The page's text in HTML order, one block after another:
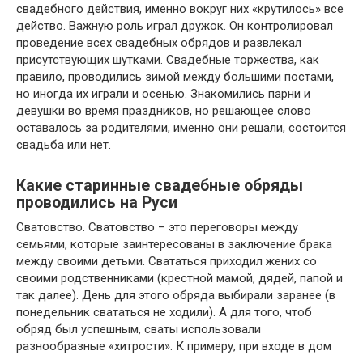
свадебного действия, именно вокруг них «крутилось» все
действо. Важную роль играл дружок. Он контролировал
проведение всех свадебных обрядов и развлекал
присутствующих шутками. Свадебные торжества, как
правило, проводились зимой между большими постами,
но иногда их играли и осенью. Знакомились парни и
девушки во время праздников, но решающее слово
оставалось за родителями, именно они решали, состоится
свадьба или нет.
Какие старинные свадебные обряды
проводились на Руси
Сватовство. Сватовство – это переговоры между
семьями, которые заинтересованы в заключение брака
между своими детьми. Свататься приходил жених со
своими родственниками (крестной мамой, дядей, папой и
так далее). День для этого обряда выбирали заранее (в
понедельник свататься не ходили). А для того, чтоб
обряд был успешным, сваты использовали
разнообразные «хитрости». К примеру, при входе в дом